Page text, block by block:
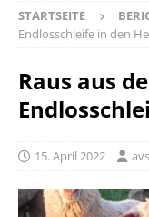
STARTSEITE
Endlosschleife in den
Raus aus
15. April 2022